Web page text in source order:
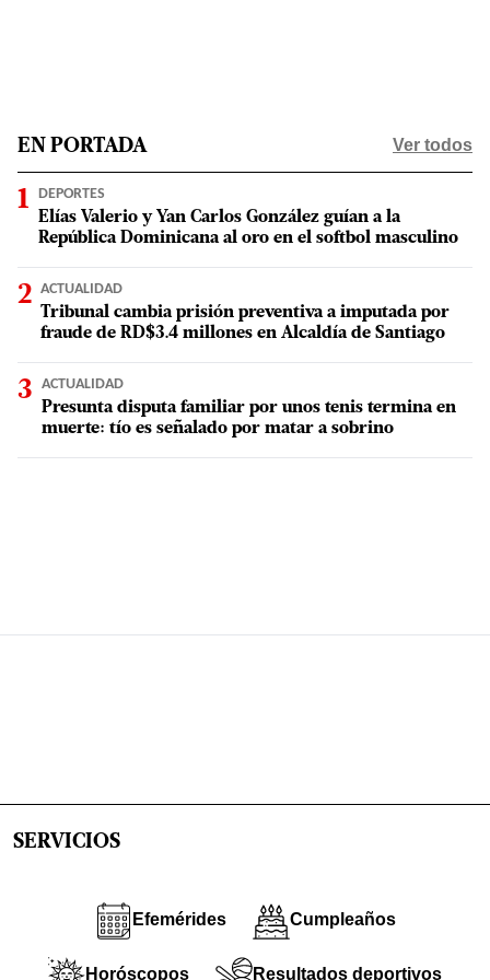
EN PORTADA Ver todos
DEPORTES
Elías Valerio y Yan Carlos González guían a la
República Dominicana al oro en el softbol masculino
ACTUALIDAD
Tribunal cambia prisión preventiva a imputada por
fraude de RD$3.4 millones en Alcaldía de Santiago
ACTUALIDAD
Presunta disputa familiar por unos tenis termina en
muerte: tío es señalado por matar a sobrino
SERVICIOS
Efemérides Cumpleaños
Horóscopos Resultados deportivos